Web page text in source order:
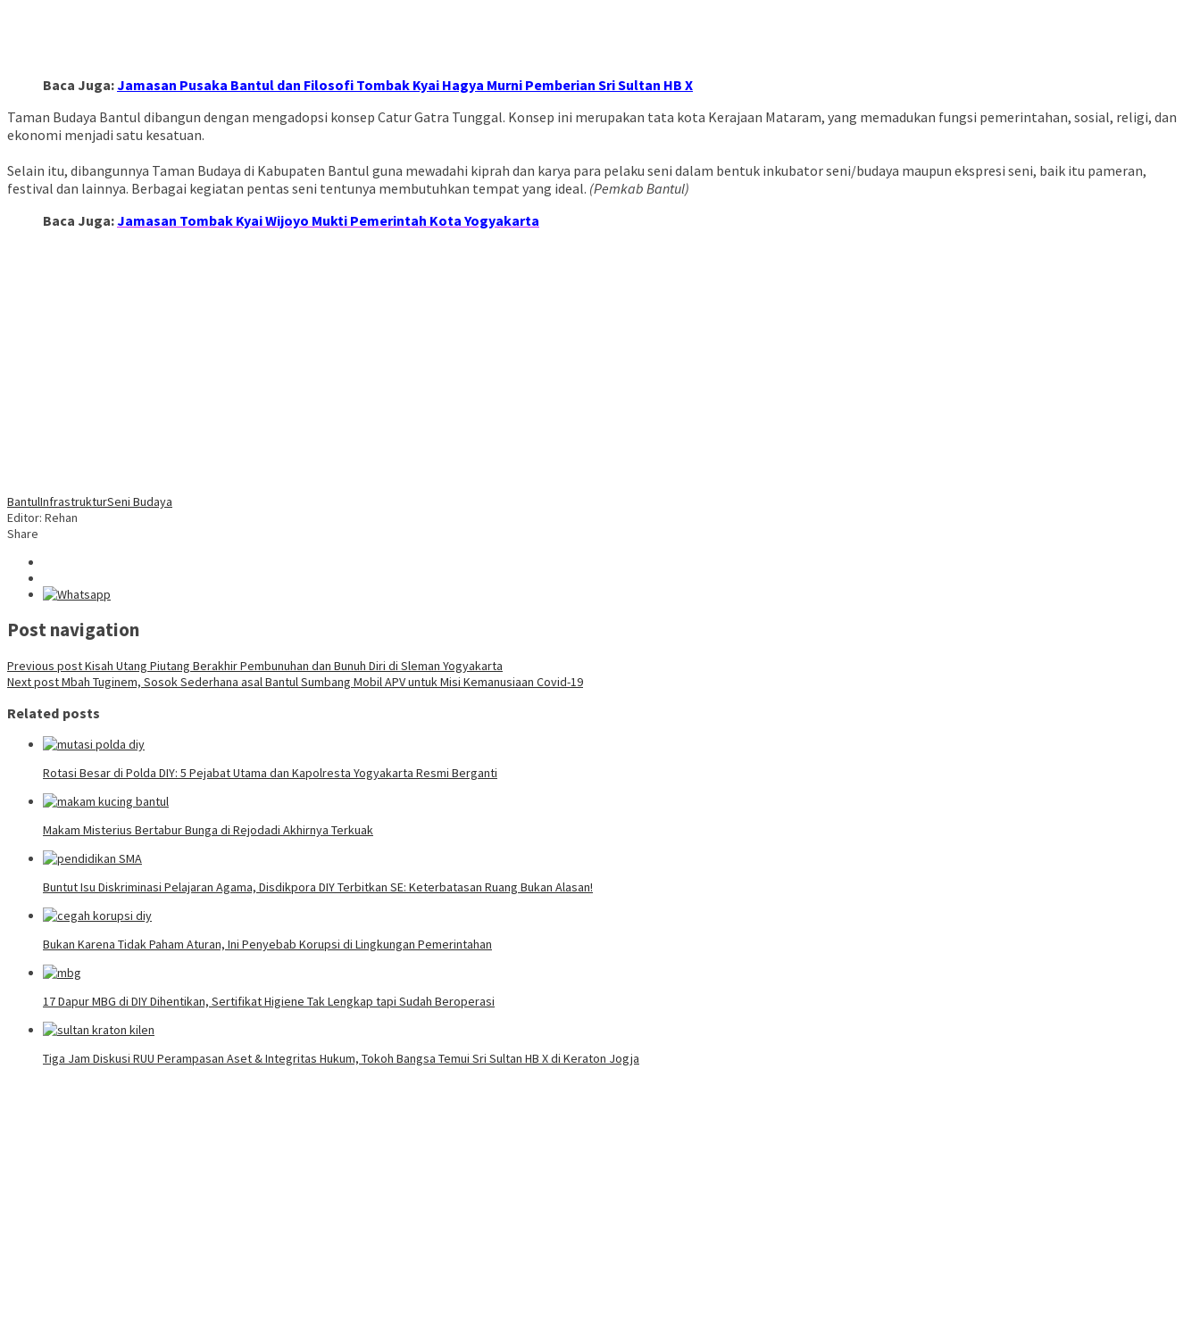
Baca Juga:Jamasan Pusaka Bantul dan Filosofi Tombak Kyai Hagya Murni Pemberian Sri Sultan HB X
Taman Budaya Bantul dibangun dengan mengadopsi konsep Catur Gatra Tunggal. Konsep ini merupakan tata kota Kerajaan Mataram, yang memadukan fungsi pemerintahan, sosial, religi, dan
ekonomi menjadi satu kesatuan. ⁣
Selain itu, dibangunnya Taman Budaya di Kabupaten Bantul guna mewadahi kiprah dan karya para pelaku seni dalam bentuk inkubator seni/budaya maupun ekspresi seni, baik itu pameran,
festival dan lainnya. Berbagai kegiatan pentas seni tentunya membutuhkan tempat yang ideal. (Pemkab Bantul)
Baca Juga:Jamasan Tombak Kyai Wijoyo Mukti Pemerintah Kota Yogyakarta
BantulInfrastrukturSeni Budaya
Editor: Rehan
Share
Post navigation
Previous postKisah Utang Piutang Berakhir Pembunuhan dan Bunuh Diri di Sleman Yogyakarta
Next postMbah Tuginem, Sosok Sederhana asal Bantul Sumbang Mobil APV untuk Misi Kemanusiaan Covid-19
Related posts
Rotasi Besar di Polda DIY: 5 Pejabat Utama dan Kapolresta Yogyakarta Resmi Berganti
Makam Misterius Bertabur Bunga di Rejodadi Akhirnya Terkuak
Buntut Isu Diskriminasi Pelajaran Agama, Disdikpora DIY Terbitkan SE: Keterbatasan Ruang Bukan Alasan!
Bukan Karena Tidak Paham Aturan, Ini Penyebab Korupsi di Lingkungan Pemerintahan
17 Dapur MBG di DIY Dihentikan, Sertifikat Higiene Tak Lengkap tapi Sudah Beroperasi
Tiga Jam Diskusi RUU Perampasan Aset & Integritas Hukum, Tokoh Bangsa Temui Sri Sultan HB X di Keraton Jogja